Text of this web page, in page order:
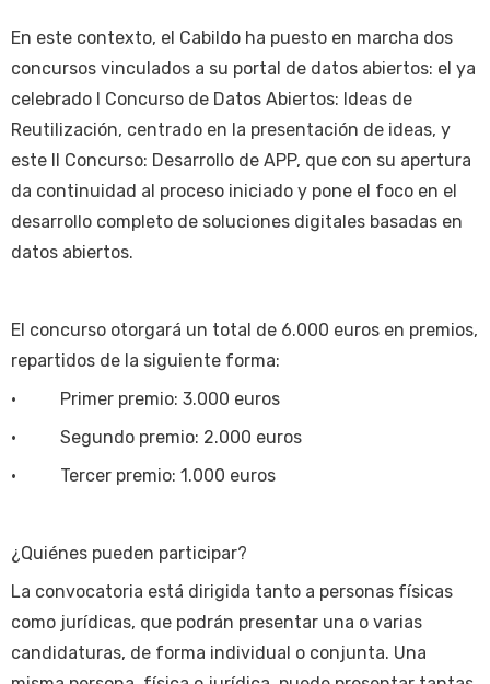
En este contexto, el Cabildo ha puesto en marcha dos
concursos vinculados a su portal de datos abiertos: el ya
celebrado I Concurso de Datos Abiertos: Ideas de
Reutilización, centrado en la presentación de ideas, y
este II Concurso: Desarrollo de APP, que con su apertura
da continuidad al proceso iniciado y pone el foco en el
desarrollo completo de soluciones digitales basadas en
datos abiertos.
El concurso otorgará un total de 6.000 euros en premios,
repartidos de la siguiente forma:
• Primer premio: 3.000 euros
• Segundo premio: 2.000 euros
• Tercer premio: 1.000 euros
¿Quiénes pueden participar?
La convocatoria está dirigida tanto a personas físicas
como jurídicas, que podrán presentar una o varias
candidaturas, de forma individual o conjunta. Una